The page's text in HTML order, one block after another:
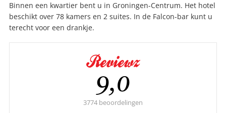
Binnen een kwartier bent u in Groningen-Centrum. Het hotel
beschikt over 78 kamers en 2 suites. In de Falcon-bar kunt u
terecht voor een drankje.
Gemiddelde
9,0
3774 beoordelingen